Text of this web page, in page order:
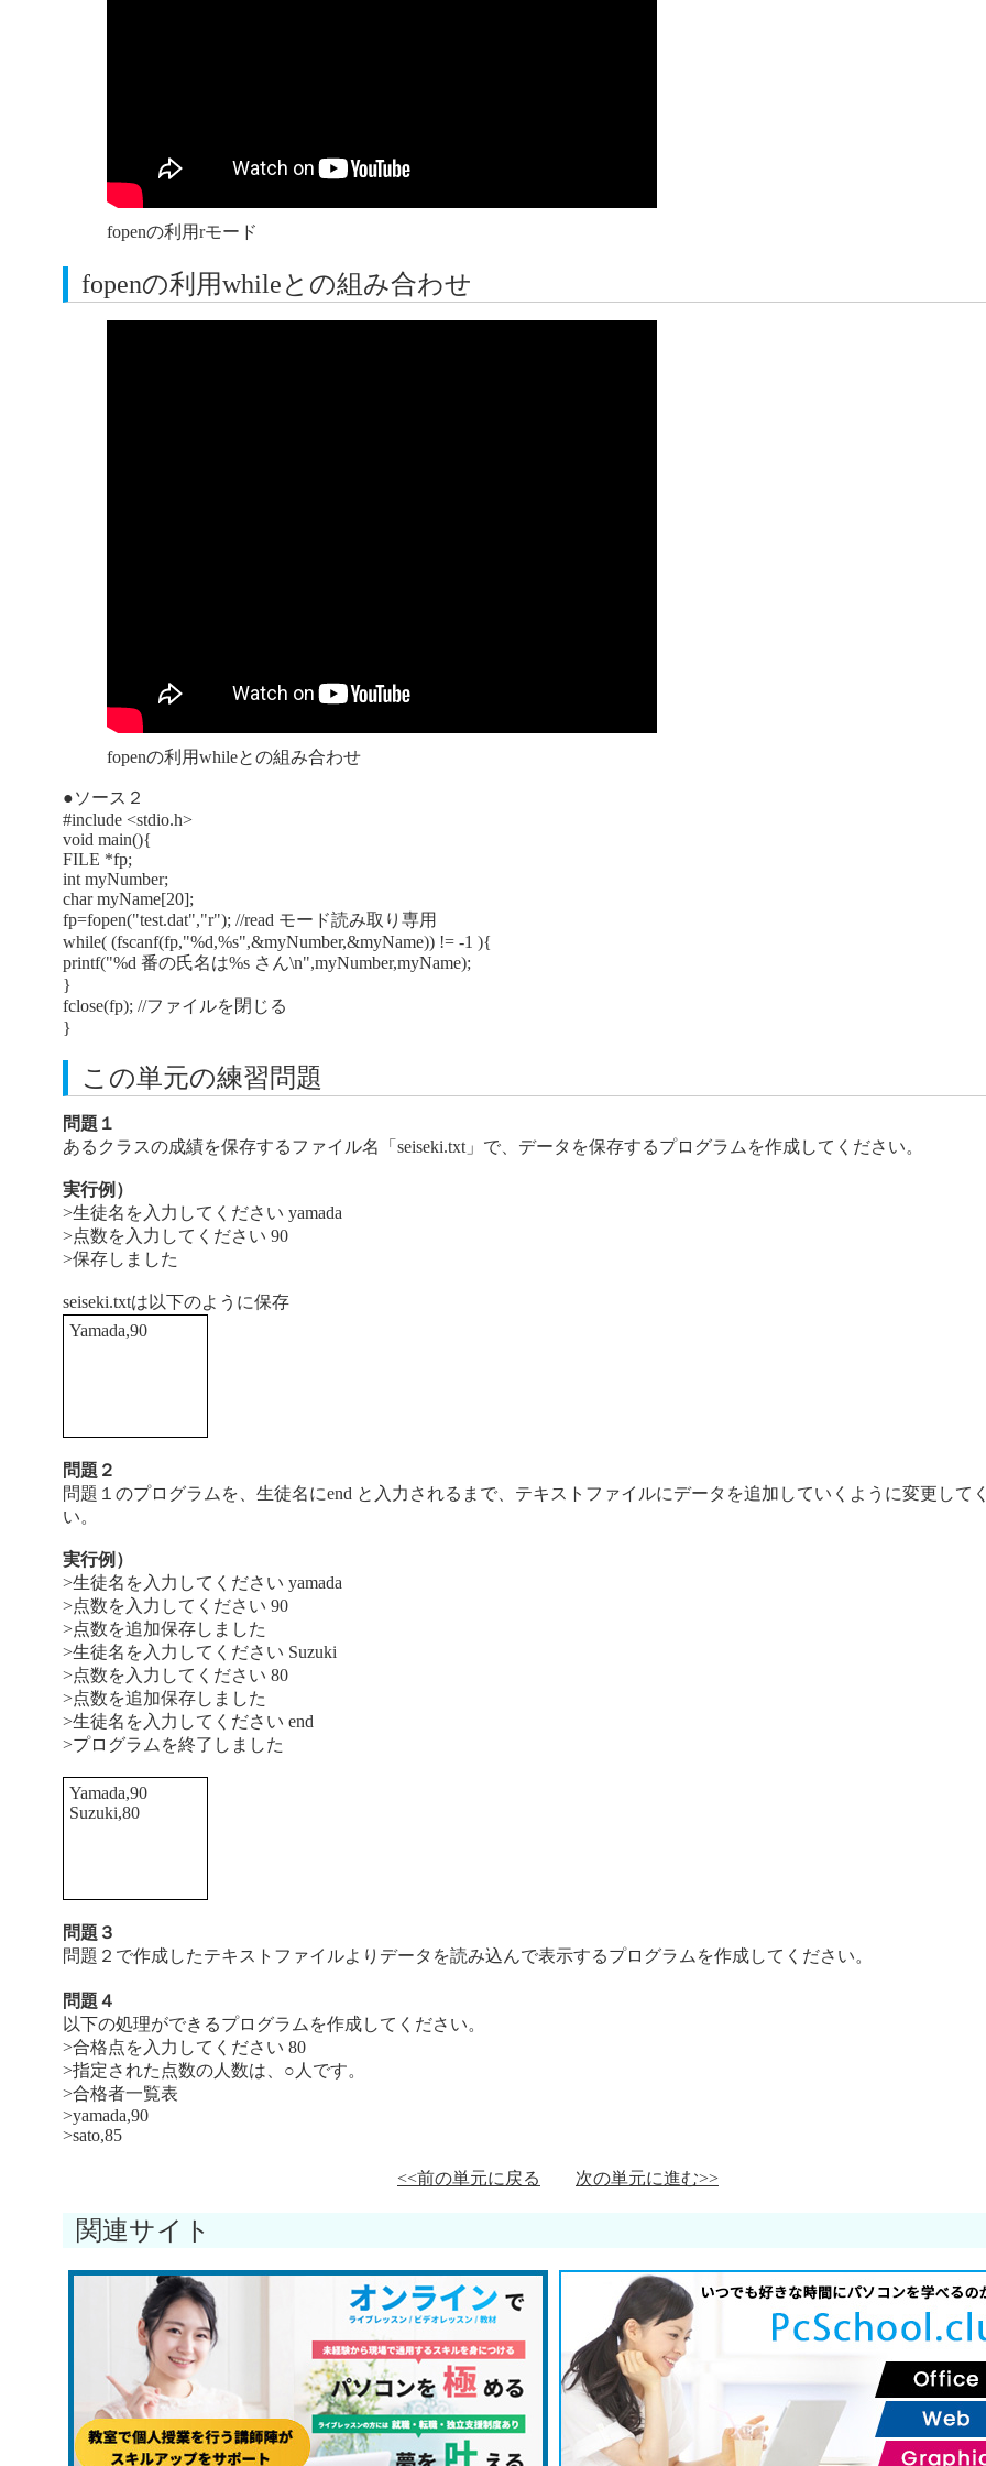
fopenの利用rモード
fopenの利用whileとの組み合わせ
fopenの利用whileとの組み合わせ
●ソース２
#include <stdio.h>
void main(){
FILE *fp;
int myNumber;
char myName[20];
fp=fopen("test.dat","r"); //read モード読み取り専用
while( (fscanf(fp,"%d,%s",&myNumber,&myName)) != -1 ){
printf("%d 番の氏名は%s さん\n",myNumber,myName);
}
fclose(fp); //ファイルを閉じる
}
この単元の練習問題
問題１
あるクラスの成績を保存するファイル名「seiseki.txt」で、データを保存するプログラムを作成してください。
実行例）
>生徒名を入力してください yamada
>点数を入力してください 90
>保存しました
seiseki.txtは以下のように保存
Yamada,90
問題２
問題１のプログラムを、生徒名にend と入力されるまで、テキストファイルにデータを追加していくように変更して
い。
実行例）
>生徒名を入力してください yamada
>点数を入力してください 90
>点数を追加保存しました
>生徒名を入力してください Suzuki
>点数を入力してください 80
>点数を追加保存しました
>生徒名を入力してください end
>プログラムを終了しました
Yamada,90
Suzuki,80
問題３
問題２で作成したテキストファイルよりデータを読み込んで表示するプログラムを作成してください。
問題４
以下の処理ができるプログラムを作成してください。
>合格点を入力してください 80
>指定された点数の人数は、○人です。
>合格者一覧表
>yamada,90
>sato,85
<<前の単元に戻る 次の単元に進む>>
関連サイト